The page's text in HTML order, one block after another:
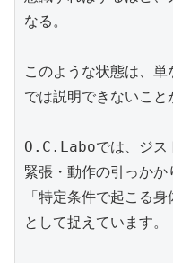
なる。
このような状態は、
では説明できないこと
O.C.Laboでは、ジス
緊張・動作の引っかか
「特定条件で起こる身
として捉えています。